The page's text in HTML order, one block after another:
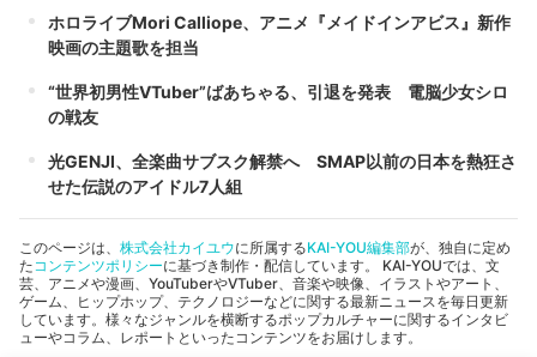
ホロライブMori Calliope、アニメ『メイドインアビス』新作
映画の主題歌を担当
“世界初男性VTuber”ばあちゃる、引退を発表 電脳少女シロ
の戦友
光GENJI、全楽曲サブスク解禁へ SMAP以前の日本を熱狂さ
せた伝説のアイドル7人組
このページは、 株式会社カイユウに所属するKAI-YOU編集部が、独自に定め
た コンテンツポリシーに基づき制作・配信しています。 KAI-YOUでは、文
芸、アニメや漫画、YouTuberやVTuber、音楽や映像、イラストやアート、
ゲーム、ヒップホップ、テクノロジーなどに関する最新ニュースを毎日更新
しています。様々なジャンルを横断するポップカルチャーに関するインタビ
ューやコラム、レポートといったコンテンツをお届けします。